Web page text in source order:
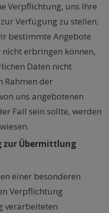
Verpflichtung, uns Ihre
Verfügung zu stellen;
bestimmte Angebote
erbringen können,
Daten nicht
Rahmen der
uns angebotenen
Fall sein sollte, werden
zur Übermittlung
einer besonderen
Verpflichtung
verarbeiteten